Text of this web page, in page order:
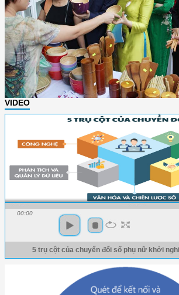
VIDEO
00:00
5 trụ cột của chuyển đổi số phụ nữ khởi